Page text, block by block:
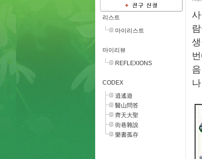
리스트
마이리스트
마이리뷰
REFLEXIONS
CODEX
逍遙遊
醫山問答
齊天大聖
街巷雜說
樂書孤存